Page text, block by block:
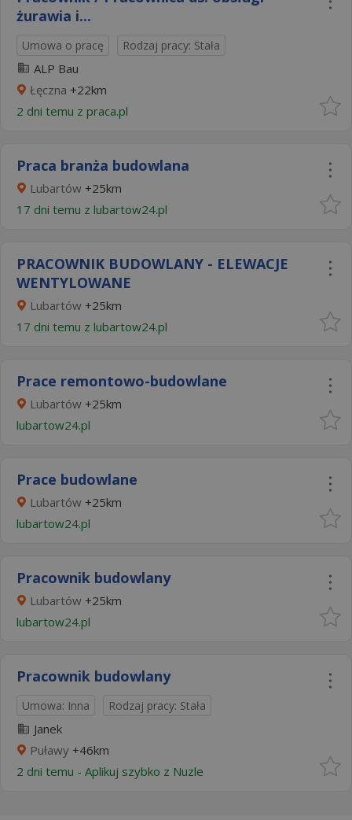
żurawia i...
Umowa o pracę Rodzaj pracy: Stała
ALP Bau
Łęczna +22km
2 dni temu z praca.pl
Praca branża budowlana
Lubartów +25km
17 dni temu z lubartow24.pl
PRACOWNIK BUDOWLANY - ELEWACJE
WENTYLOWANE
Lubartów +25km
17 dni temu z lubartow24.pl
Prace remontowo-budowlane
Lubartów +25km
lubartow24.pl
Prace budowlane
Lubartów +25km
lubartow24.pl
Pracownik budowlany
Lubartów +25km
lubartow24.pl
Pracownik budowlany
Umowa: Inna Rodzaj pracy: Stała
Janek
Puławy +46km
2 dni temu - Aplikuj szybko z Nuzle